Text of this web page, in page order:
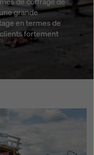
grande
en termes de
fortement